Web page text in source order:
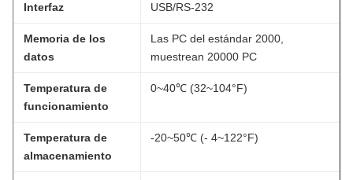
Interfaz USB/RS-232
Memoria de los
datos
Las PC del estándar 2000,
muestrean 20000 PC
Temperatura de
funcionamiento
0~40℃ (32~104°F)
Temperatura de
almacenamiento
-20~50℃ (- 4~122°F)